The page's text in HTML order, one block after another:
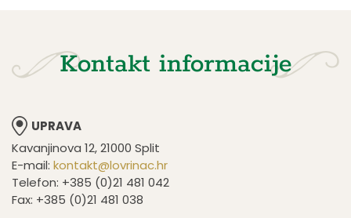
Kontakt informacije
UPRAVA
Kavanjinova 12, 21000 Split
E-mail: kontakt@lovrinac.hr
Telefon: +385 (0)21 481 042
Fax: +385 (0)21 481 038